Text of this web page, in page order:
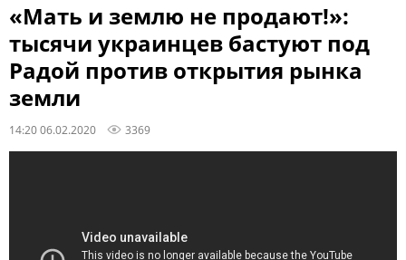
«Мать и землю не продают!»:
тысячи украинцев бастуют под
Радой против открытия рынка
земли
14:20 06.02.2020 3369